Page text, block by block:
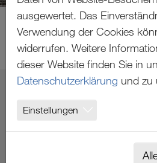
STUTTGART
ausgewertet. Das
Verwendung der Cookies
widerrufen. Weitere
dieser Website finden Sie in
Datenschutzerklärung und zu
Einstellungen